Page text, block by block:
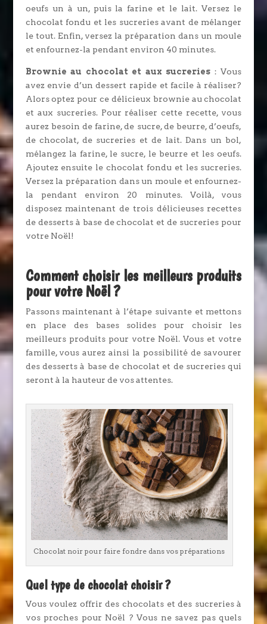
oeufs un à un, puis la farine et le lait. Versez le
chocolat fondu et les sucreries avant de mélanger
le tout. Enfin, versez la préparation dans un moule
et enfournez-la pendant environ 40 minutes.
Brownie au chocolat et aux sucreries : Vous
avez envie d’un dessert rapide et facile à réaliser?
Alors optez pour ce délicieux brownie au chocolat
et aux sucreries. Pour réaliser cette recette, vous
aurez besoin de farine, de sucre, de beurre, d’oeufs,
de chocolat, de sucreries et de lait. Dans un bol,
mélangez la farine, le sucre, le beurre et les oeufs.
Ajoutez ensuite le chocolat fondu et les sucreries.
Versez la préparation dans un moule et enfournez-
la pendant environ 20 minutes. Voilà, vous
disposez maintenant de trois délicieuses recettes
de desserts à base de chocolat et de sucreries pour
votre Noël!
Comment choisir les meilleurs produits
pour votre Noël ?
Passons maintenant à l’étape suivante et mettons
en place des bases solides pour choisir les
meilleurs produits pour votre Noël. Vous et votre
famille, vous aurez ainsi la possibilité de savourer
des desserts à base de chocolat et de sucreries qui
seront à la hauteur de vos attentes.
Chocolat noir pour faire fondre dans vos préparations
Quel type de chocolat choisir ?
Vous voulez offrir des chocolats et des sucreries à
vos proches pour Noël ? Vous ne savez pas quels